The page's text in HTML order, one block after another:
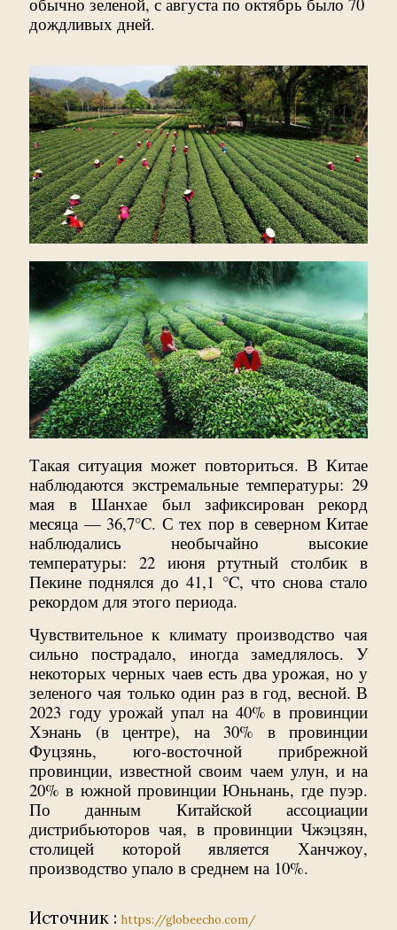
дождливых дней.
Такая ситуация может повториться. В Китае
наблюдаются экстремальные температуры: 29
мая в Шанхае был зафиксирован рекорд
месяца — 36,7°C. С тех пор в северном Китае
наблюдались необычайно высокие
температуры: 22 июня ртутный столбик в
Пекине поднялся до 41,1 °C, что снова стало
рекордом для этого периода.
Чувствительное к климату производство чая
сильно пострадало, иногда замедлялось. У
некоторых черных чаев есть два урожая, но у
зеленого чая только один раз в год, весной. В
2023 году урожай упал на 40% в провинции
Хэнань (в центре), на 30% в провинции
Фуцзянь, юго-восточной прибрежной
провинции, известной своим чаем улун, и на
20% в южной провинции Юньнань, где пуэр.
По данным Китайской ассоциации
дистрибьюторов чая, в провинции Чжэцзян,
столицей которой является Ханчжоу,
производство упало в среднем на 10%.
Источник : https://globeecho.com/